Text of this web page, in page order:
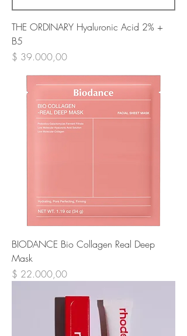
THE ORDINARY Hyaluronic Acid 2% +
B5
Precio
$ 39.000,00
BIODANCE Bio Collagen Real Deep
Mask
Precio
$ 22.000,00